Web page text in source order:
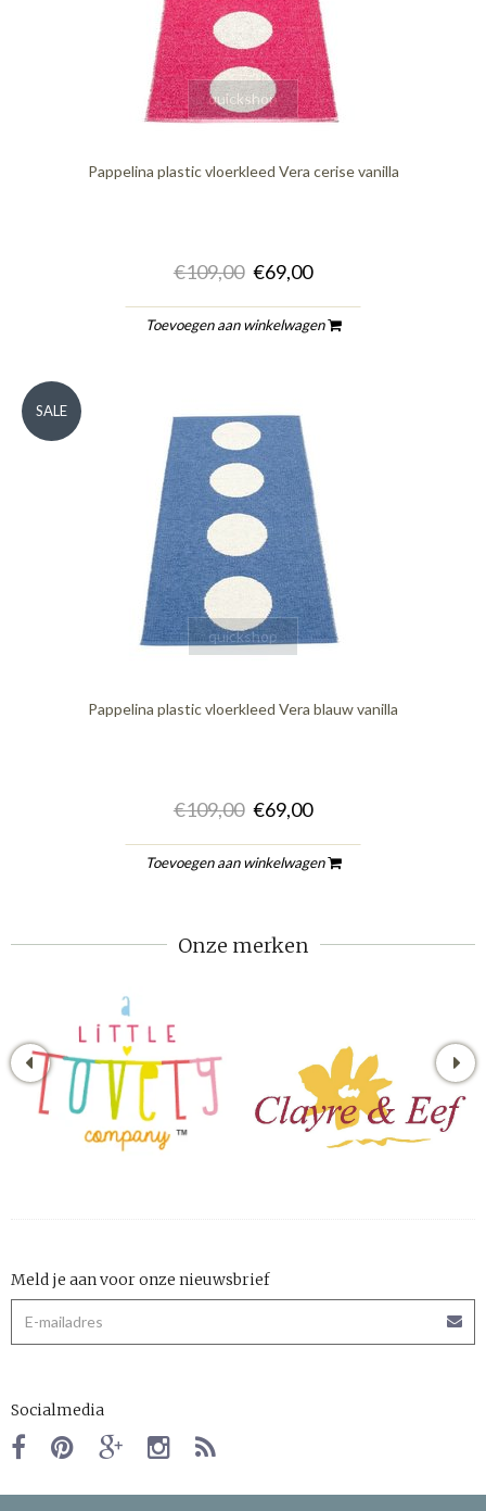
quickshop
Pappelina plastic vloerkleed Vera cerise vanilla
€109,00 €69,00
Toevoegen aan winkelwagen
quickshop
SALE
Pappelina plastic vloerkleed Vera blauw vanilla
€109,00 €69,00
Toevoegen aan winkelwagen
Onze merken
Meld je aan voor onze nieuwsbrief
Socialmedia